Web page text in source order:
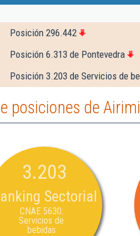
Posición 296.442
Posición 6.313 de Pontevedra
Posición 3.203 de Servicios de
posiciones de
3.203
Sectorial
CNAE 5630:
Servicios de
bebidas